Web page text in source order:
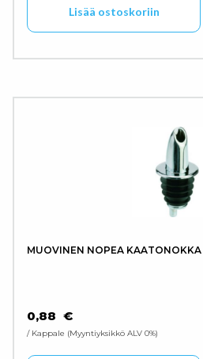
Lisää ostoskoriin
MUOVINEN NOPEA KAATONOKKA
0,88 €
/ Kappale Myyntiyksikkö ALV 0%